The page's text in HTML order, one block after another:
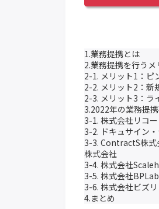
1.業務提携とは
2.業務提携を行うメ
2-1. メリット1：ピ
2-2. メリット2：新
2-3. メリット3：ラ
3.2022年の業務提
3-1. 株式会社リコ
3-2. ドキュサイン
3-3. ContractS株式
株式会社
3-4. 株式会社
3-5. 株式会社
3-6. 株式会社ビズ
4.まとめ